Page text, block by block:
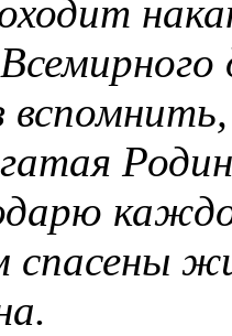
спасены